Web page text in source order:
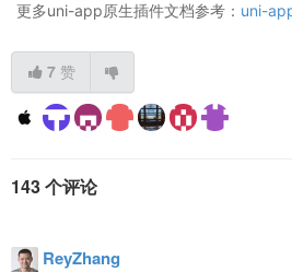
更多uni-app原生插件文档参考： uni-
7 赞
143 个评论
ReyZhang